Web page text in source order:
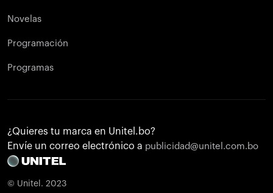
Novelas
Programación
Programas
¿Quieres tu marca en Unitel.bo?
Envíe un correo electrónico a publicidad@unitel.com.bo
© Unitel. 2023